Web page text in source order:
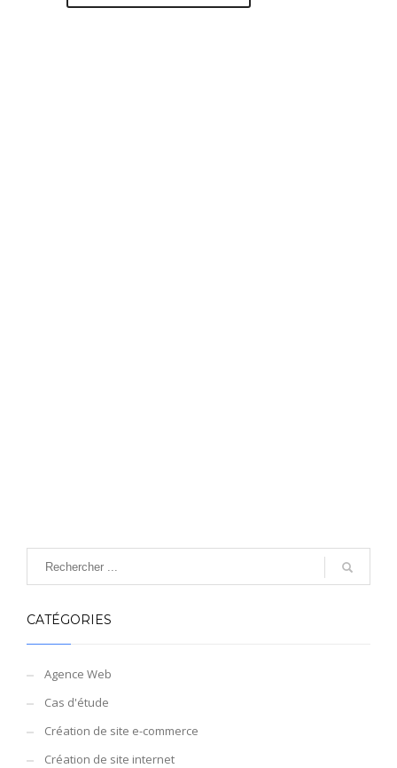
CATÉGORIES
Agence Web
Cas d'étude
Création de site e-commerce
Création de site internet